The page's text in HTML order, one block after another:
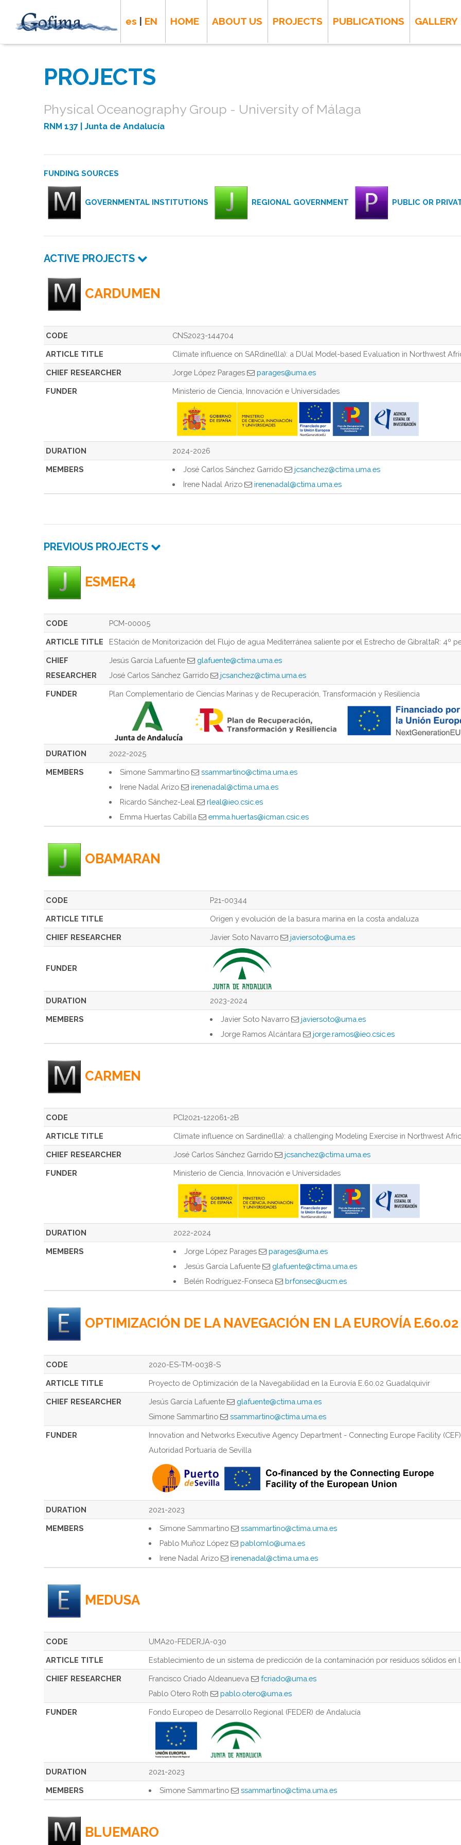
es EN HOME ABOUT US PROJECTS PUBLICATIONS GALLERY
PROJECTS
Physical Oceanography Group - University of Málaga
RNM 137 | Junta de Andalucía
FUNDING SOURCES
GOVERNMENTAL INSTITUTIONS REGIONAL GOVERNMENT PUBLIC OR
ACTIVE PROJECTS
CARDUMEN
CODE CNS2023-144704
ARTICLE TITLE Climate influence on SARdine(lla): a DUal Model-based Evaluation in Northwest
CHIEF RESEARCHER Jorge López Parages parages@uma.es
FUNDER Ministerio de Ciencia, Innovación e Universidades
DURATION 2024-2026
MEMBERS José Carlos Sánchez Garrido
jcsanchez@ctima.uma.es
Irene Nadal Arizo
irenenadal@ctima.uma.es
PREVIOUS PROJECTS
ESMER4
CODE PCM-00005
ARTICLE TITLE EStación de Monitorización del Flujo de agua Mediterránea saliente por el Estrecho de GibraltaR: 4º
CHIEF
RESEARCHER
Jesús García Lafuente
glafuente@ctima.uma.es
José Carlos Sánchez Garrido
jcsanchez@ctima.uma.es
FUNDER Plan Complementario de Ciencias Marinas y de Recuperación, Transformación y Resiliencia
DURATION 2022-2025
MEMBERS Simone Sammartino
ssammartino@ctima.uma.es
Irene Nadal Arizo
irenenadal@ctima.uma.es
Ricardo Sánchez-Leal
rleal@ieo.csic.es
Emma Huertas Cabilla
emma.huertas@icman.csic.es
OBAMARAN
CODE P21-00344
ARTICLE TITLE Origen y evolución de la basura marina en la costa andaluza
CHIEF RESEARCHER Javier Soto Navarro javiersoto@uma.es
FUNDER
DURATION 2023-2024
MEMBERS Javier Soto Navarro
javiersoto@uma.es
Jorge Ramos Alcántara
jorge.ramos@ieo.csic.es
CARMEN
CODE PCI2021-122061-2B
ARTICLE TITLE Climate influence on Sardine(lla): a challenging Modeling Exercise in Northwest
CHIEF RESEARCHER José Carlos Sánchez Garrido jcsanchez@ctima.uma.es
FUNDER Ministerio de Ciencia, Innovación e Universidades
DURATION 2022-2024
MEMBERS Jorge López Parages
parages@uma.es
Jesús García Lafuente
glafuente@ctima.uma.es
Belén Rodríguez-Fonseca
brfonsec@ucm.es
OPTIMIZACIÓN DE LA NAVEGACIÓN EN LA EUROVÍA E.60.02
CODE 2020-ES-TM-0038-S
ARTICLE TITLE Proyecto de Optimización de la Navegabilidad en la Eurovía E.60.02 Guadalquivir
CHIEF RESEARCHER Jesús García Lafuente
glafuente@ctima.uma.es
Simone Sammartino
ssammartino@ctima.uma.es
FUNDER
Innovation and Networks Executive Agency Department - Connecting Europe Facility
Autoridad Portuaria de Sevilla
DURATION 2021-2023
MEMBERS Simone Sammartino
ssammartino@ctima.uma.es
Pablo Muñoz López
pablomlo@uma.es
Irene Nadal Arizo
irenenadal@ctima.uma.es
MEDUSA
CODE UMA20-FEDERJA-030
ARTICLE TITLE Establecimiento de un sistema de predicción de la contaminación por residuos sólidos en
CHIEF RESEARCHER Francisco Criado Aldeanueva
fcriado@uma.es
Pablo Otero Roth
pablo.otero@uma.es
FUNDER Fondo Europeo de Desarrollo Regional (FEDER) de Andalucía
DURATION 2021-2023
MEMBERS Simone Sammartino ssammartino@ctima.uma.es
BLUEMARO